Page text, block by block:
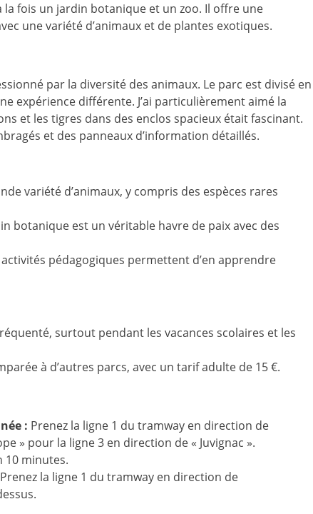
la fois un jardin botanique et un zoo. Il offre une
une variété d’animaux et de plantes exotiques.
par la diversité des animaux. Le parc est divisé en
expérience différente. J’ai particulièrement aimé la
et les tigres dans des enclos spacieux était fascinant.
et des panneaux d’information détaillés.
variété d’animaux, y compris des espèces rares
botanique est un véritable havre de paix avec des
pédagogiques permettent d’en apprendre
surtout pendant les vacances scolaires et les
à d’autres parcs, avec un tarif adulte de 15 €.
: Prenez la ligne 1 du tramway en direction de
» pour la ligne 3 en direction de « Juvignac ».
10 minutes.
Prenez la ligne 1 du tramway en direction de